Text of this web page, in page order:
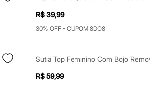
R$ 39,99
30% OFF - CUPOM 8DO8
R$ 59,99